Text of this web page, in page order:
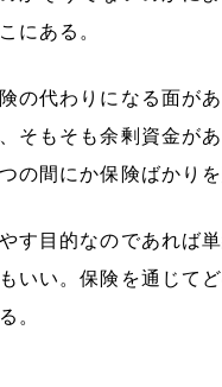
にある。
の代わりになる面が
そもそも余剰資金が
の間にか保険ばかり
す目的なのであれば
いい。保険を通じて
。